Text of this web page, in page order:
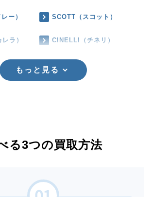
ー） SCOTT（スコット）
ラ） CINELLI（チネリ）
もっと見る
る3つの買取方法